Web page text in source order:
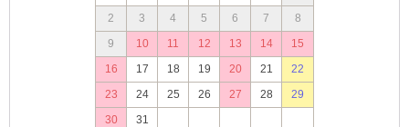
2
3 4 5 6 7
8
9
10 11 12 13 14
15
16
17 18 19 20 21
22
23
24 25 26 27 28
29
30
31